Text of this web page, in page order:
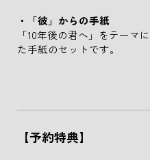
・「彼」からの手紙
「10年後の君へ」をテーマ
た手紙のセットです。
【予約特典】